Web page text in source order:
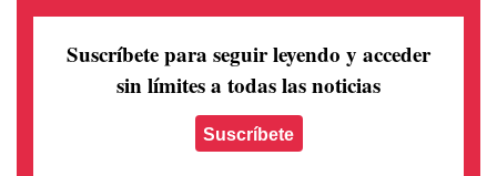
Suscríbete para seguir leyendo y acceder
sin límites a todas las noticias
Suscríbete